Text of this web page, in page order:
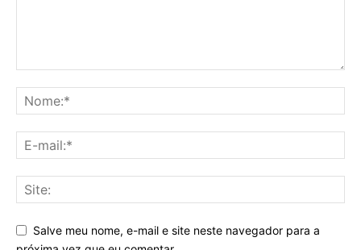
Salve meu nome, e-mail e site neste navegador para a